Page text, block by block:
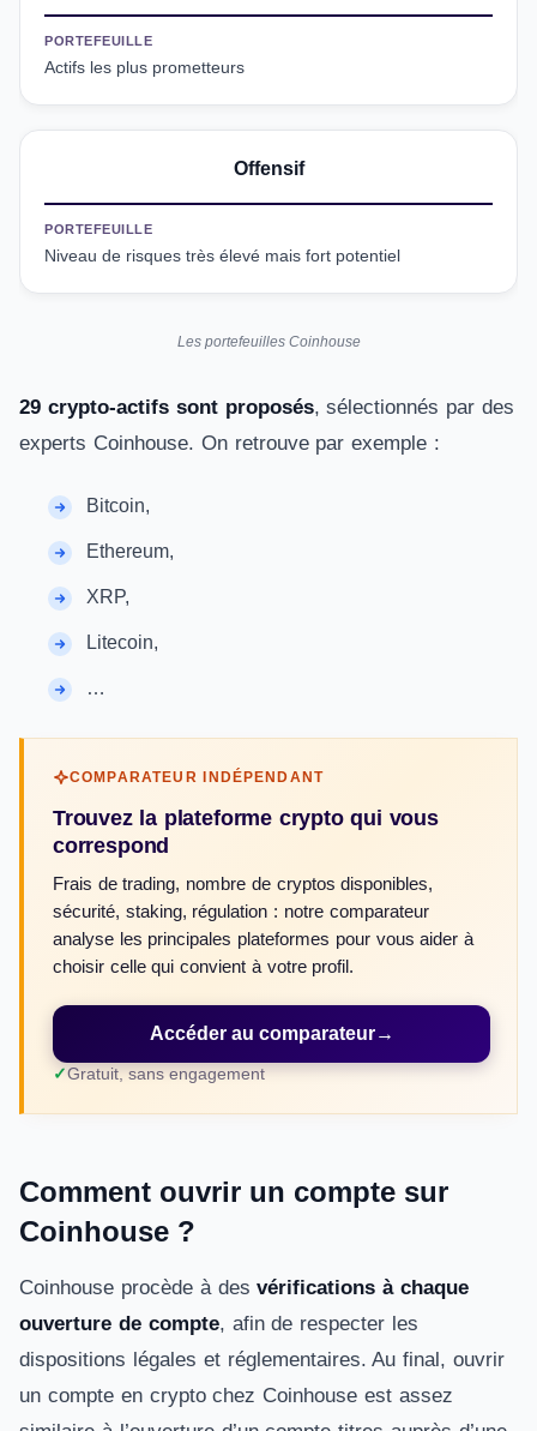
PORTEFEUILLE
Actifs les plus prometteurs
Offensif
PORTEFEUILLE
Niveau de risques très élevé mais fort potentiel
Les portefeuilles Coinhouse
29 crypto-actifs sont proposés, sélectionnés par des
experts Coinhouse. On retrouve par exemple :
Bitcoin,
Ethereum,
XRP,
Litecoin,
…
COMPARATEUR INDÉPENDANT
Trouvez la plateforme crypto qui vous
correspond
Frais de trading, nombre de cryptos disponibles,
sécurité, staking, régulation : notre comparateur
analyse les principales plateformes pour vous aider à
choisir celle qui convient à votre profil.
Accéder au comparateur→
Gratuit, sans engagement
Comment ouvrir un compte sur
Coinhouse ?
Coinhouse procède à desvérifications à chaque
ouverture de compte, afin de respecter les
dispositions légales et réglementaires. Au final, ouvrir
un compte en crypto chez Coinhouse est assez